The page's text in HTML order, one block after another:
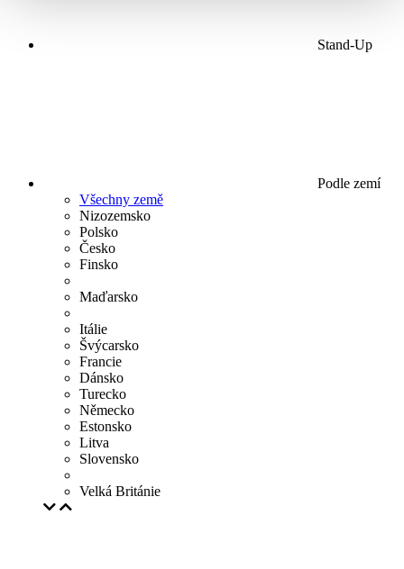
Stand-Up
Podle zemí
Všechny země
Nizozemsko
Polsko
Česko
Finsko
Maďarsko
Itálie
Švýcarsko
Francie
Dánsko
Turecko
Německo
Estonsko
Litva
Slovensko
Velká Británie